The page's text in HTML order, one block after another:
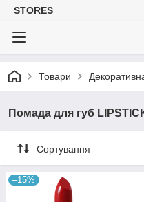
STORES
Товари
Помада для губ
Сортування
–15%